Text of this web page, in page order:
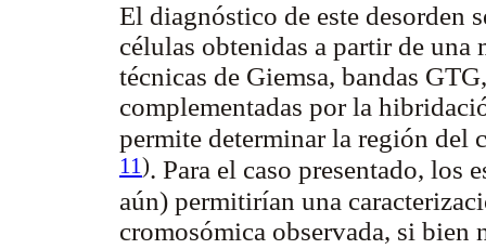
El diagnóstico de este desorden
células obtenidas a partir de una
técnicas de Giemsa, bandas
complementadas por la
permite determinar la región del
11). Para el caso presentado, los
aún) permitirían una
cromosómica observada, si bien